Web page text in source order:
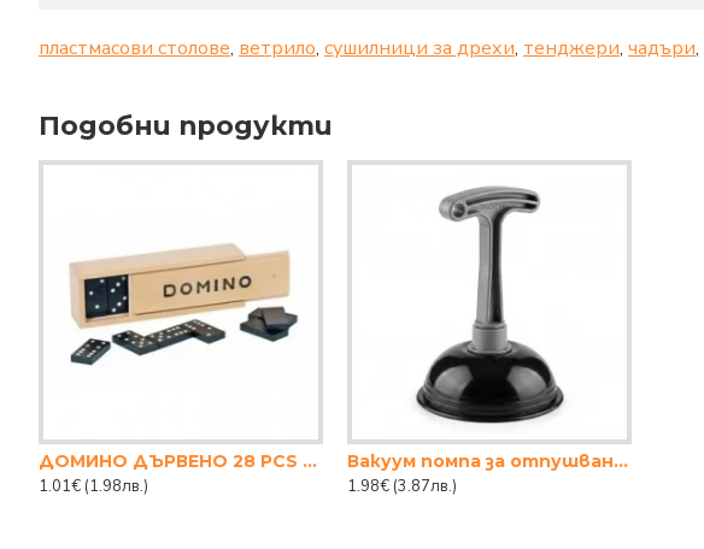
пластмасови столове, ветрило, сушилници за дрехи, тенджери, чадъри,
Подобни продукти
ДОМИНО ДЪРВЕНО 28 PCS 14.5 СМ
1.01€ (1.98лв.)
Вакуум помпа за отпушване – 20 × 13 см
1.98€ (3.87лв.)